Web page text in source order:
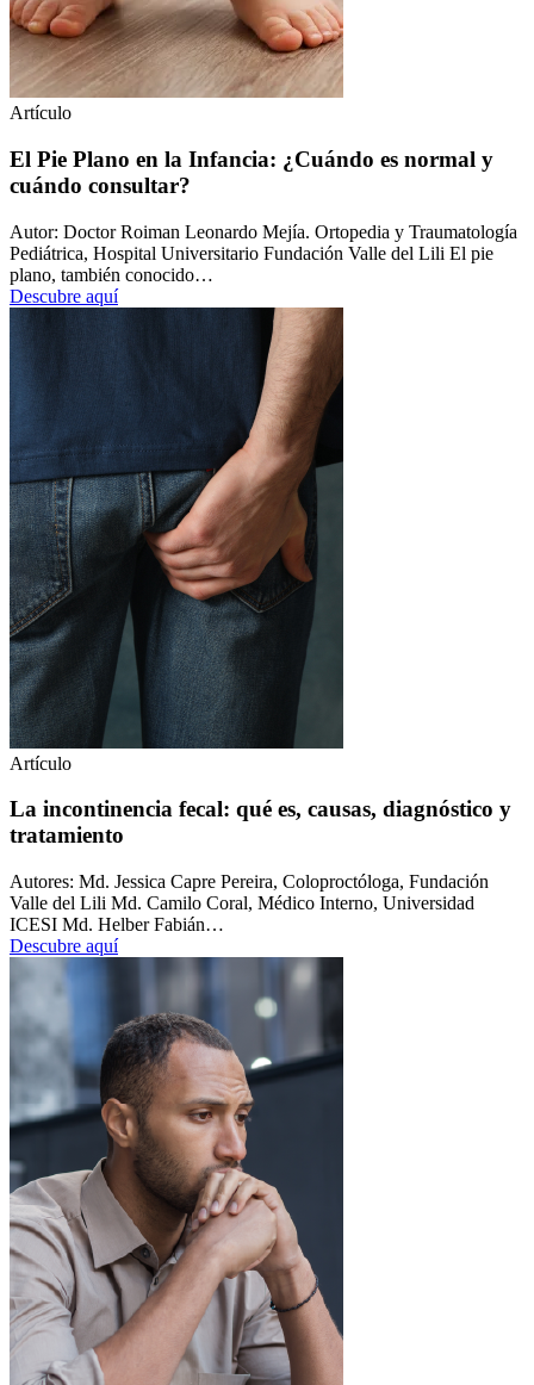
Artículo
El Pie Plano en la Infancia: ¿Cuándo es normal y
cuándo consultar?
Autor: Doctor Roiman Leonardo Mejía. Ortopedia y Traumatología
Pediátrica, Hospital Universitario Fundación Valle del Lili El pie
plano, también conocido…
Descubre aquí
Artículo
La incontinencia fecal: qué es, causas, diagnóstico y
tratamiento
Autores: Md. Jessica Capre Pereira, Coloproctóloga, Fundación
Valle del Lili Md. Camilo Coral, Médico Interno, Universidad
ICESI Md. Helber Fabián…
Descubre aquí